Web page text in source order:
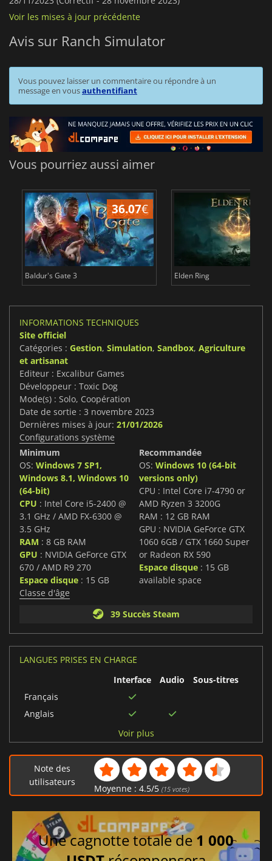
Voir les mises à jour précédente
Avis sur Ranch Simulator
Vous pouvez laisser un commentaire ou répondre à un
message en vousauthentifiant
Vous pourriez aussi aimer
36.07€
Baldur's Gate 3 Elden Ring
INFORMATIONS TECHNIQUES
Site officiel
Catégories : Gestion, Simulation, Sandbox, Agriculture
et artisanat
Editeur : Excalibur Games
Développeur : Toxic Dog
Mode(s) : Solo, Coopération
Date de sortie : 3 novembre 2023
Dernières mises à jour: 21/01/2026
Configurations système
Minimum
OS: Windows 7 SP1,
Windows 8.1, Windows 10
(64-bit)
CPU : Intel Core i5-2400 @
3.1 GHz / AMD FX-6300 @
3.5 GHz
RAM : 8 GB RAM
GPU : NVIDIA GeForce GTX
670 / AMD R9 270
Espace disque : 15 GB
Recommandée
OS: Windows 10 (64-bit
versions only)
CPU : Intel Core i7-4790 or
AMD Ryzen 3 3200G
RAM : 12 GB RAM
GPU : NVIDIA GeForce GTX
1060 6GB / GTX 1660 Super
or Radeon RX 590
Espace disque : 15 GB
available space
Classe d'âge
39 Succès Steam
LANGUES PRISES EN CHARGE
Interface
Audio
Sous-titres
Français
Anglais
Portugais brésilien
Chinois simplifié
Espagnol
Coréen
Turc
Chinois traditionnel
Voir plus
Note des
utilisateurs
Moyenne : 4.5/5 (15votes)
Une cagnotte totale de 1 000